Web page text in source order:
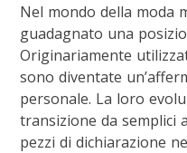
Nel mondo della moda
guadagnato una
Originariamente
sono diventate
personale. La loro
transizione da semplici
pezzi di dichiarazione